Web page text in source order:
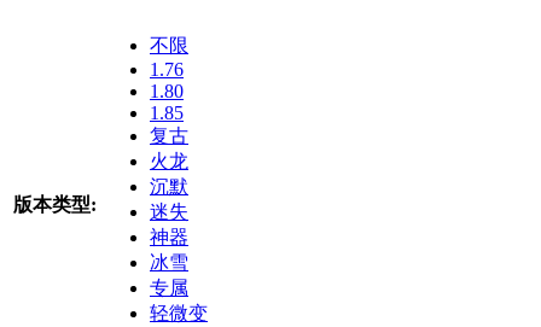
版本类型:
不限
1.76
1.80
1.85
复古
火龙
沉默
迷失
神器
冰雪
专属
轻微变